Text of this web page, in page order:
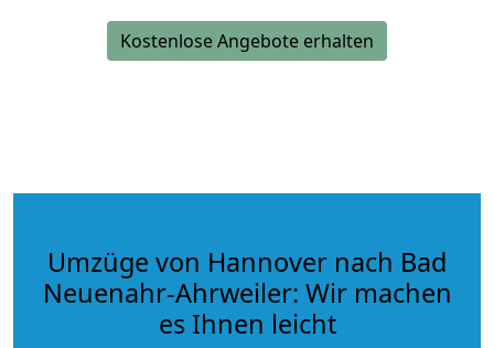
Kostenlose Angebote erhalten
Umzüge von Hannover nach Bad
Neuenahr-Ahrweiler: Wir machen
es Ihnen leicht